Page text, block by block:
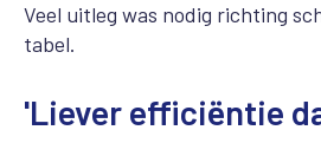
Veel uitleg was nodig richting
tabel.
'Liever efficiëntie